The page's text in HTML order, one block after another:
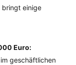
bringt einige
Euro:
geschäftlichen